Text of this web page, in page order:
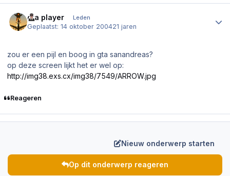
gta player Leden
Geplaatst:14 oktober 200421 jaren
zou er een pijl en boog in gta sanandreas?
op deze screen lijkt het er wel op:
http://img38.exs.cx/img38/7549/ARROW.jpg
Reageren
Nieuw onderwerp starten
Op dit onderwerp reageren